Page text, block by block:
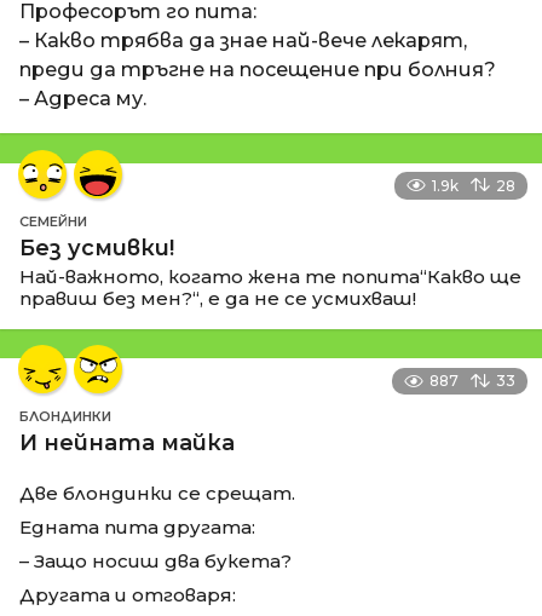
Професорът го пита:
– Какво трябва да знае най-вече лекарят,
преди да тръгне на посещение при болния?
– Адреса му.
1.9k 28
СЕМЕЙНИ
Без усмивки!
Най-важното, когато жена те попита“Какво ще
правиш без мен?“, е да не се усмихваш!
887 33
БЛОНДИНКИ
И нейната майка
Две блондинки се срещат.
Едната пита другата:
– Защо носиш два букета?
Другата и отговаря: